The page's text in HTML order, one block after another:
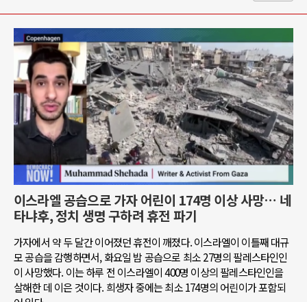
이스라엘 공습으로 가자 어린이 174명 이상 사망… 네
타냐후, 정치 생명 구하려 휴전 파기
가자에서 약 두 달간 이어졌던 휴전이 깨졌다. 이스라엘이 이틀째 대규
모 공습을 감행하면서, 화요일 밤 공습으로 최소 27명의 팔레스타인인
이 사망했다. 이는 하루 전 이스라엘이 400명 이상의 팔레스타인인을
살해한 데 이은 것이다. 희생자 중에는 최소 174명의 어린이가 포함되